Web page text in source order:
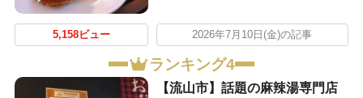
5,158ビュー 2026年7月10日(金)の記事
ランキング4
【流山市】話題の麻辣湯専門店